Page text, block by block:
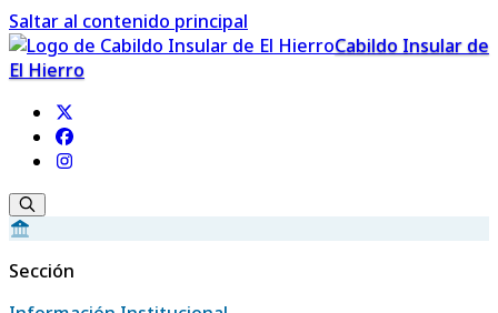
Saltar al contenido principal
Cabildo Insular de
El Hierro
Sección